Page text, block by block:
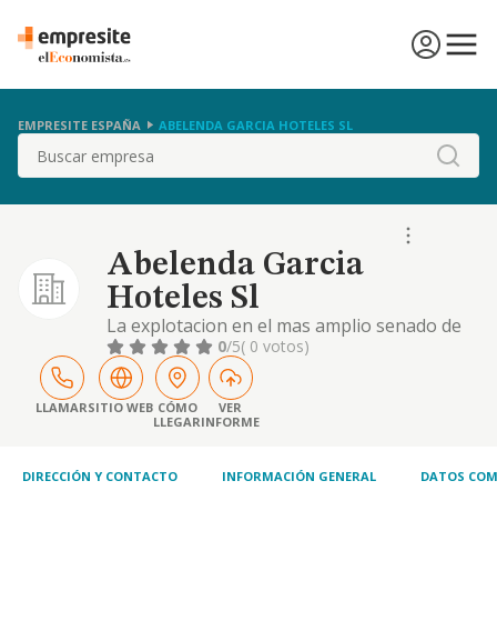
EMPRESITE ESPAÑA ABELENDA GARCIA HOTELES SL
Buscar
Abelenda Garcia
Hoteles Sl
La explotacion en el mas amplio senado de
hoteles, servicios hoteleros, hosteleria y
restauracion en general, como pub,
discotecas. construccion, promocion,
explotacion inmobiliaria, adquirir,
administrar, gestionar,
0/5( 0 votos)
LLAMARSITIO WEB CÓMO
LLEGAR
VER
INFORME
DIRECCIÓN Y CONTACTO INFORMACIÓN GENERAL DATOS